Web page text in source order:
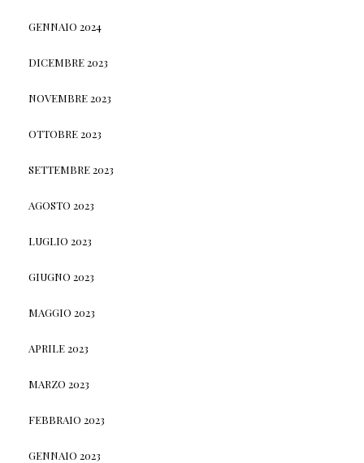
GENNAIO 2024
DICEMBRE 2023
NOVEMBRE 2023
OTTOBRE 2023
SETTEMBRE 2023
AGOSTO 2023
LUGLIO 2023
GIUGNO 2023
MAGGIO 2023
APRILE 2023
MARZO 2023
FEBBRAIO 2023
GENNAIO 2023